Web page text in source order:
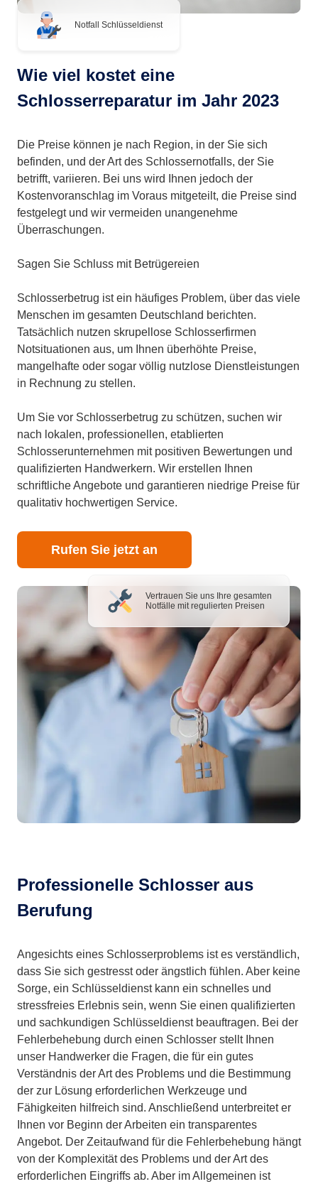
Notfall Schlüsseldienst
Wie viel kostet eine
Schlosserreparatur im Jahr 2023
Die Preise können je nach Region, in der Sie sich
befinden, und der Art des Schlossernotfalls, der Sie
betrifft, variieren. Bei uns wird Ihnen jedoch der
Kostenvoranschlag im Voraus mitgeteilt, die Preise sind
festgelegt und wir vermeiden unangenehme
Überraschungen.
Sagen Sie Schluss mit Betrügereien
Schlosserbetrug ist ein häufiges Problem, über das viele
Menschen im gesamten Deutschland berichten.
Tatsächlich nutzen skrupellose Schlosserfirmen
Notsituationen aus, um Ihnen überhöhte Preise,
mangelhafte oder sogar völlig nutzlose Dienstleistungen
in Rechnung zu stellen.
Um Sie vor Schlosserbetrug zu schützen, suchen wir
nach lokalen, professionellen, etablierten
Schlosserunternehmen mit positiven Bewertungen und
qualifizierten Handwerkern. Wir erstellen Ihnen
schriftliche Angebote und garantieren niedrige Preise für
qualitativ hochwertigen Service.
Rufen Sie jetzt an
Vertrauen Sie uns Ihre gesamten
Notfälle mit regulierten Preisen
Professionelle Schlosser aus
Berufung
Angesichts eines Schlosserproblems ist es verständlich,
dass Sie sich gestresst oder ängstlich fühlen. Aber keine
Sorge, ein Schlüsseldienst kann ein schnelles und
stressfreies Erlebnis sein, wenn Sie einen qualifizierten
und sachkundigen Schlüsseldienst beauftragen. Bei der
Fehlerbehebung durch einen Schlosser stellt Ihnen
unser Handwerker die Fragen, die für ein gutes
Verständnis der Art des Problems und die Bestimmung
der zur Lösung erforderlichen Werkzeuge und
Fähigkeiten hilfreich sind. Anschließend unterbreitet er
Ihnen vor Beginn der Arbeiten ein transparentes
Angebot. Der Zeitaufwand für die Fehlerbehebung hängt
von der Komplexität des Problems und der Art des
erforderlichen Eingriffs ab. Aber im Allgemeinen ist